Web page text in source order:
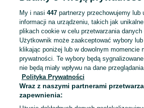
KATEGORIA
Mapa kategorii
Mapa miejscowości
Mapa ministron
My i nasi 447partnerzy przechowujemy lub
informacji na urządzeniu, takich jak
plikach cookie w celu przetwarzania danych
Użytkownik może zaakceptować wybory
klikając poniżej lub w dowolnym momencie
prywatności. Te wybory będą
nie będą miały wpływu na dane
Polityka Prywatności
Wraz z naszymi partnerami
zapewnienia: